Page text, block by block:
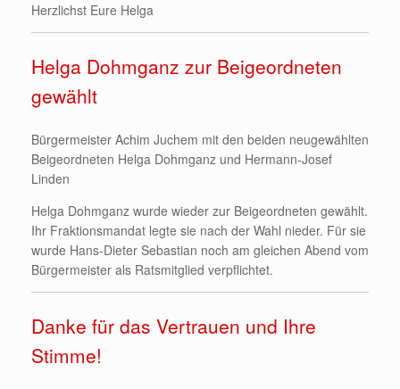
Herzlichst Eure Helga
Helga Dohmganz zur Beigeordneten
gewählt
Bürgermeister Achim Juchem mit den beiden neugewählten
Beigeordneten Helga Dohmganz und Hermann-Josef
Linden
Helga Dohmganz wurde wieder zur Beigeordneten gewählt.
Ihr Fraktionsmandat legte sie nach der Wahl nieder. Für sie
wurde Hans-Dieter Sebastian noch am gleichen Abend vom
Bürgermeister als Ratsmitglied verpflichtet.
Danke für das Vertrauen und Ihre
Stimme!